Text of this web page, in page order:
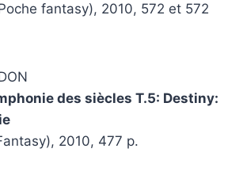
fantasy), 2010, 572 et 572
des siècles T.5: Destiny:
2010, 477 p.